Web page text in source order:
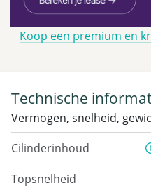
Koop een premium en
Technische
Vermogen, snelheid,
Cilinderinhoud
Topsnelheid